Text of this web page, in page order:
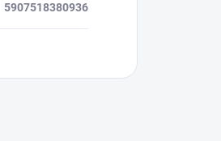
5907518380936